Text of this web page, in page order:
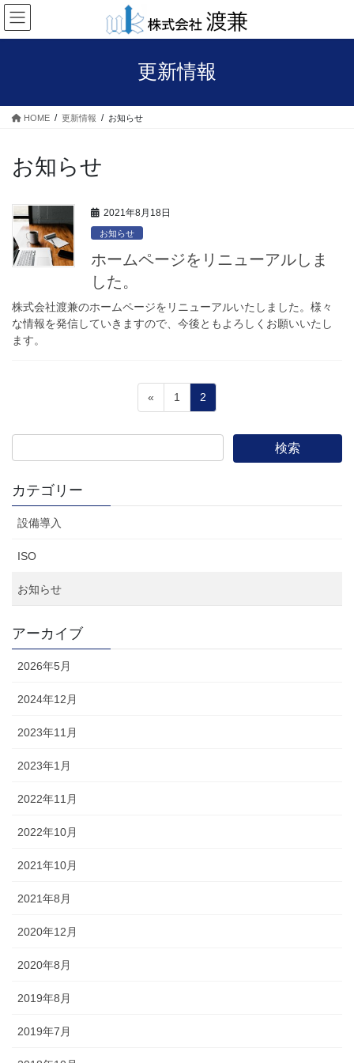
コ
ン
テ
ス
ナ
ビ
ゲ
ン
更新情報
HOME 更新情報 お知らせ
お知らせ
2021年8月18日
お知らせ
ホームページをリニューアルしま
した。
株式会社渡兼のホームページをリニューアルいたしました。様々
な情報を発信していきますので、今後ともよろしくお願いいたし
ます。
の
ペ
ー
ジ
送
り
«
固
定
ペ
1
固
定
ペ
2
カテゴリー
設備導入
ISO
お知らせ
アーカイブ
2026年5月
2024年12月
2023年11月
2023年1月
2022年11月
2022年10月
2021年10月
2021年8月
2020年12月
2020年8月
2019年8月
2019年7月